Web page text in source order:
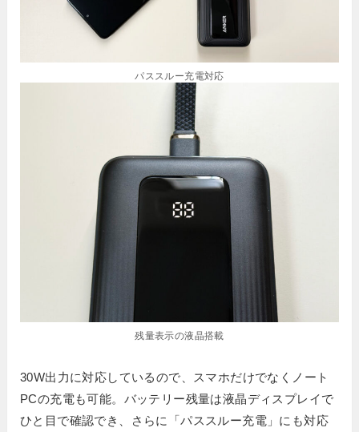
パススルー充電対応
残量表示の液晶搭載
30W出力に対応しているので、スマホだけでなくノート
PCの充電も可能。バッテリー残量は液晶ディスプレイで
ひと目で確認でき、さらに「パススルー充電」にも対応